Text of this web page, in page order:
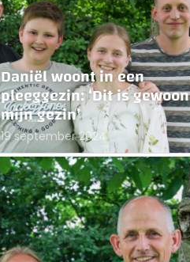
Daniël woont in een
pleeggezin: ‘Dit is gewoon
mijn gezin’
19 september 2024